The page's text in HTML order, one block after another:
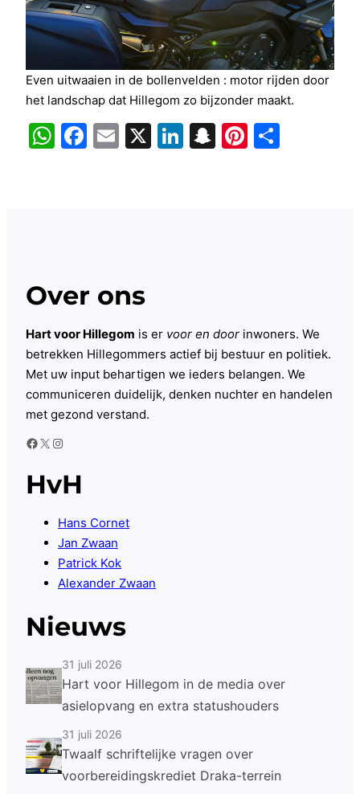
Even uitwaaien in de bollenvelden : motor rijden door
het landschap dat Hillegom zo bijzonder maakt.
WhatsApp
Facebook
Email
X LinkedIn
Snapchat
Pinterest
Over ons
Hart voor Hillegom is er voor en door inwoners. We
betrekken Hillegommers actief bij bestuur en politiek.
Met uw input behartigen we ieders belangen. We
communiceren duidelijk, denken nuchter en handelen
met gezond verstand.
Facebook X Instagram
HvH
Hans Cornet
Jan Zwaan
Patrick Kok
Alexander Zwaan
Nieuws
31 juli 2026
Hart voor Hillegom in de media over
asielopvang en extra statushouders
31 juli 2026
Twaalf schriftelijke vragen over
voorbereidingskrediet Draka-terrein